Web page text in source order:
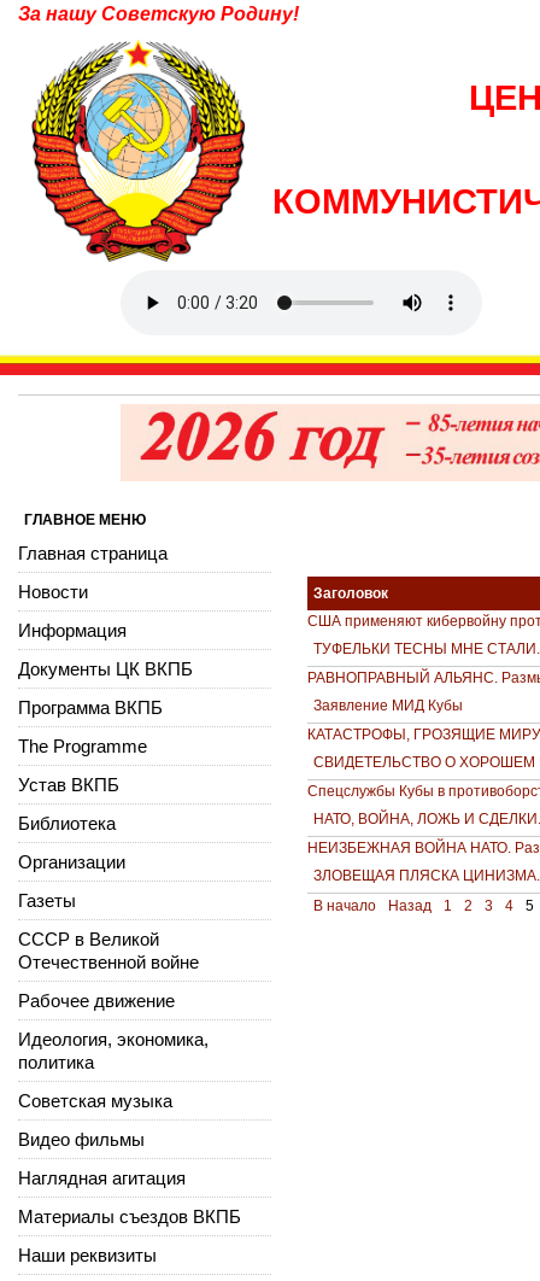
За нашу Советскую Родину!
Заголовок
США применяют кибервойну
ТУФЕЛЬКИ ТЕСНЫ МНЕ СТАЛИ.
РАВНОПРАВНЫЙ АЛЬЯНС.
Заявление МИД Кубы
КАТАСТРОФЫ, ГРОЗЯЩИЕ МИРУ.
СВИДЕТЕЛЬСТВО О ХОРОШЕМ
Спецслужбы Кубы в
НАТО, ВОЙНА, ЛОЖЬ И СДЕЛКИ.
НЕИЗБЕЖНАЯ ВОЙНА НАТО.
ЗЛОВЕЩАЯ ПЛЯСКА ЦИНИЗМА.
В начало
Назад 1 2 3 4 5
ГЛАВНОЕ МЕНЮ
Главная страница
Новости
Информация
Документы ЦК ВКПБ
Программа ВКПБ
The Programme
Устав ВКПБ
Библиотека
Организации
Газеты
СССР в Великой
Отечественной войне
Рабочее движение
Идеология, экономика,
политика
Советская музыка
Видео фильмы
Наглядная агитация
Материалы съездов ВКПБ
Наши реквизиты